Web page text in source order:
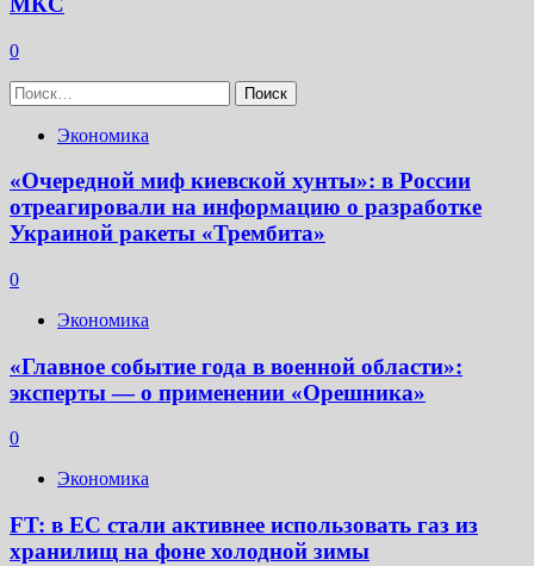
0
Найти:
Экономика
«Очередной миф киевской хунты»: в России
отреагировали на информацию о разработке
Украиной ракеты «Трембита»
0
Экономика
«Главное событие года в военной области»:
эксперты — о применении «Орешника»
0
Экономика
FT: в ЕС стали активнее использовать газ из
хранилищ на фоне холодной зимы